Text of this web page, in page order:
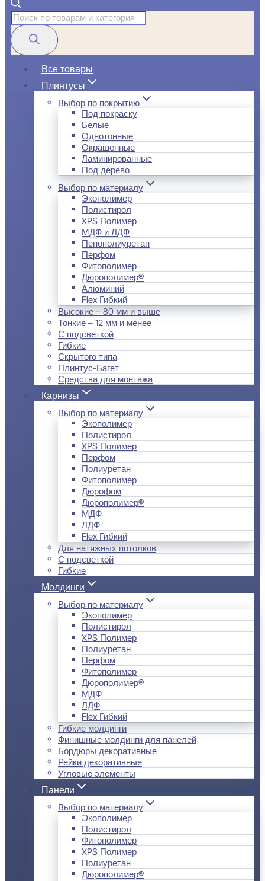
Поиск
товаров
Все товары
Плинтусы
Выбор по покрытию
Под покраску
Белые
Однотонные
Окрашенные
Ламинированные
Под дерево
Выбор по материалу
Экополимер
Полистирол
XPS Полимер
МДФ и ЛДФ
Пенополиуретан
Перфом
Фитополимер
Дюрополимер®
Алюминий
Flex Гибкий
Высокие – 80 мм и выше
Тонкие – 12 мм и менее
С подсветкой
Гибкие
Скрытого типа
Плинтус-Багет
Средства для монтажа
Карнизы
Выбор по материалу
Экополимер
Полистирол
XPS Полимер
Перфом
Полиуретан
Фитополимер
Дюрофом
Дюрополимер®
МДФ
ЛДФ
Flex Гибкий
Для натяжных потолков
С подсветкой
Гибкие
Молдинги
Выбор по материалу
Экополимер
Полистирол
XPS Полимер
Полиуретан
Перфом
Фитополимер
Дюрополимер®
МДФ
ЛДФ
Flex Гибкий
Гибкие молдинги
Финишные молдинги для панелей
Бордюры декоративные
Рейки декоративные
Угловые элементы
Панели
Выбор по материалу
Экополимер
Полистирол
Фитополимер
XPS Полимер
Полиуретан
Дюрополимер®